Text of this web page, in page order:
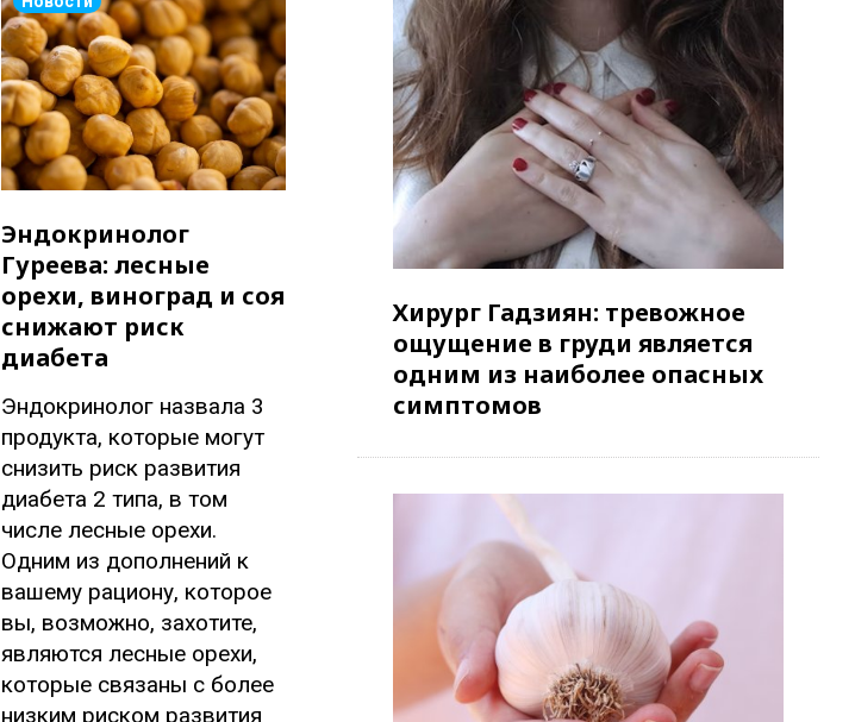
Эндокринолог
Гуреева: лесные
орехи, виноград и соя
снижают риск
диабета
Эндокринолог назвала 3
продукта, которые могут
снизить риск развития
диабета 2 типа, в том
числе лесные орехи.
Одним из дополнений к
вашему рациону, которое
вы, возможно, захотите,
являются лесные орехи,
которые связаны с более
низким риском развития
Хирург Гадзиян: тревожное
ощущение в груди является
одним из наиболее опасных
симптомов